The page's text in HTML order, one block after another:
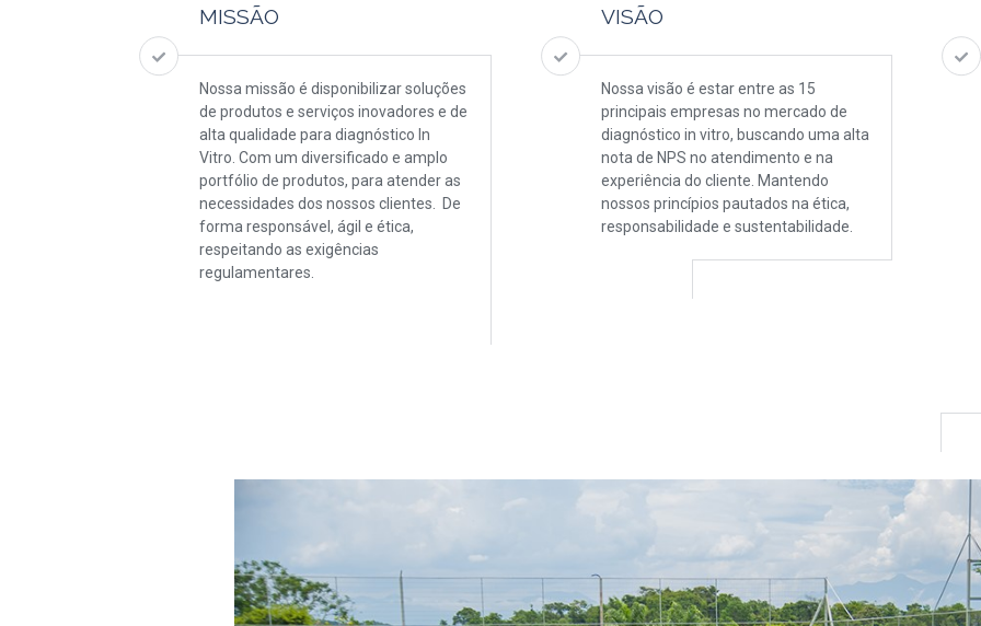
MISSÃO
Nossa missão é disponibilizar soluções
de produtos e serviços inovadores e de
alta qualidade para diagnóstico In
Vitro. Com um diversificado e amplo
portfólio de produtos, para atender as
necessidades dos nossos clientes. De
forma responsável, ágil e ética,
respeitando as exigências
regulamentares.
VISÃO
Nossa visão é estar entre as 15
principais empresas no mercado de
diagnóstico in vitro, buscando uma alta
nota de NPS no atendimento e na
experiência do cliente. Mantendo
nossos princípios pautados na ética,
responsabilidade e sustentabilidade.